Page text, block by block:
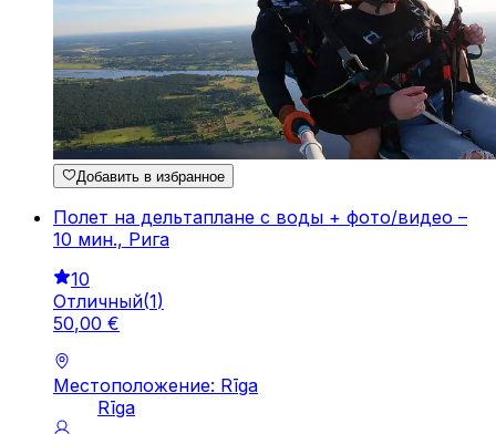
Добавить в избранное
Полет на дельтаплане с воды + фото/видео –
10 мин., Рига
10
Отличный(1)
50,00 €
Местоположение: Rīga
Rīga